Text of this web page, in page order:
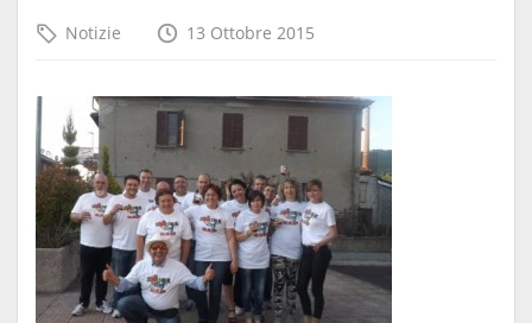
Notizie 13 Ottobre 2015